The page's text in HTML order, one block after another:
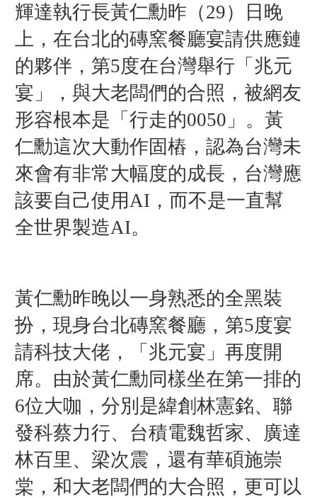
輝達執行長黃仁勳昨（29）日晚
上，在台北的磚窯餐廳宴請供應鏈
的夥伴，第5度在台灣舉行「兆元
宴」，與大老闆們的合照，被網友
形容根本是「行走的0050」。黃
仁勳這次大動作固樁，認為台灣未
來會有非常大幅度的成長，台灣應
該要自己使用AI，而不是一直幫
全世界製造AI。
黃仁勳昨晚以一身熟悉的全黑裝
扮，現身台北磚窯餐廳，第5度宴
請科技大佬，「兆元宴」再度開
席。 由於黃仁勳同樣坐在第一排的
6位大咖，分別是緯創林憲銘、聯
發科蔡力行、台積電魏哲家、廣達
林百里、梁次震，還有華碩施崇
棠，和大老闆們的大合照，更可以